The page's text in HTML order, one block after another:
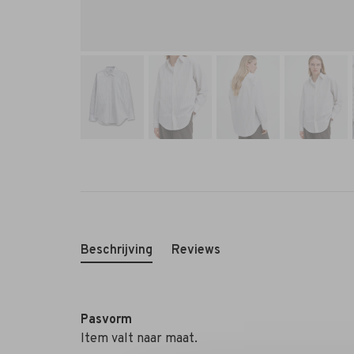
Beschrijving Reviews
Pasvorm
Item valt naar maat.